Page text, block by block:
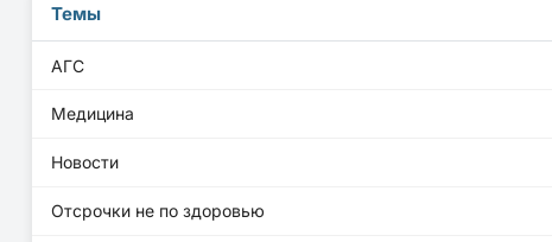
Темы
АГС
Медицина
Новости
Отсрочки не по здоровью